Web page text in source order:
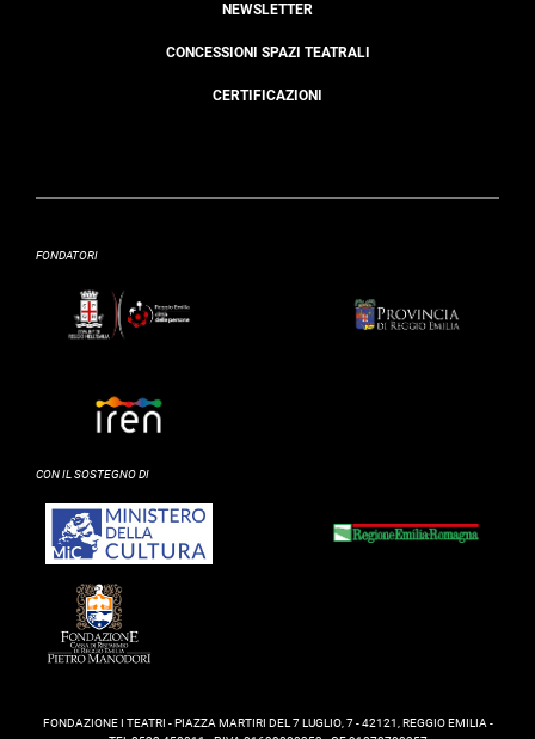
NEWSLETTER
CONCESSIONI SPAZI TEATRALI
CERTIFICAZIONI
FONDATORI
CON IL SOSTEGNO DI
FONDAZIONE I TEATRI - PIAZZA MARTIRI DEL 7 LUGLIO, 7 - 42121, REGGIO EMILIA -